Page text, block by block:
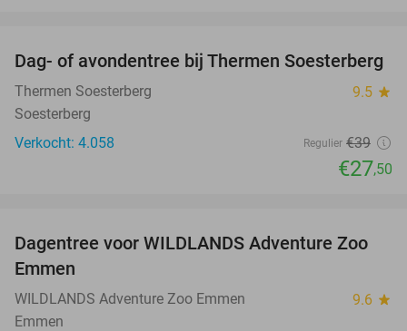
29%
Dag- of avondentree bij Thermen Soesterberg
Thermen Soesterberg 9.5 star
Soesterberg
Verkocht: 4.058
Regulier €39
€27,50
24%
Dagentree voor WILDLANDS Adventure Zoo
Emmen
WILDLANDS Adventure Zoo Emmen 9.6 star
Emmen